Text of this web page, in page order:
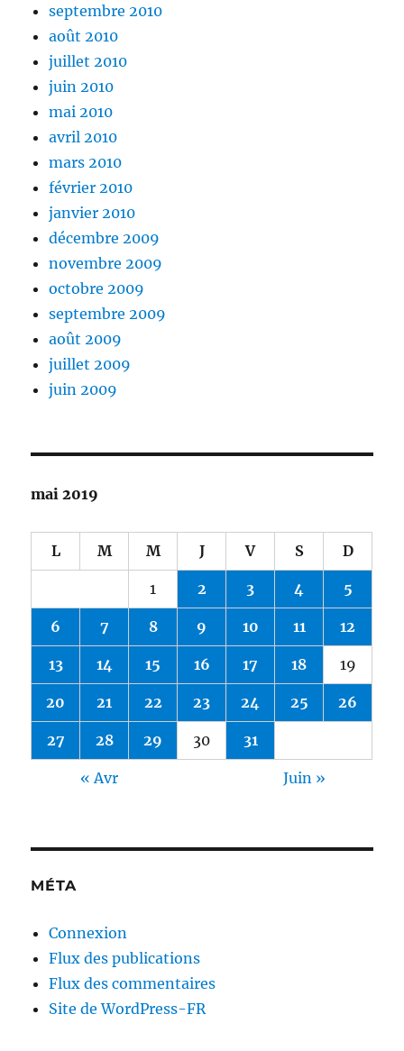
septembre 2010
août 2010
juillet 2010
juin 2010
mai 2010
avril 2010
mars 2010
février 2010
janvier 2010
décembre 2009
novembre 2009
octobre 2009
septembre 2009
août 2009
juillet 2009
juin 2009
mai 2019
L M M J V S D
1 2 3 4 5
6 7 8 9 10 11 12
13 14 15 16 17 18 19
20 21 22 23 24 25 26
27 28 29 30 31
« Avr Juin »
MÉTA
Connexion
Flux des publications
Flux des commentaires
Site de WordPress-FR